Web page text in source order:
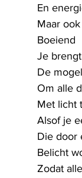
En
Maar
Boeiend
Je
De
Om alle
Met licht
Alsof je
Die door
Belicht
Zodat